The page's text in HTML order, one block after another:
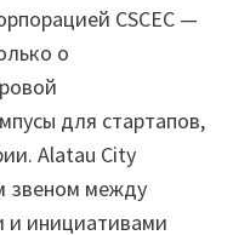
CSCEC —
о
для стартапов,
Alatau City
звеном между
и инициативами